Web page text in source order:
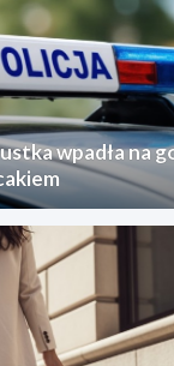
wpadła na